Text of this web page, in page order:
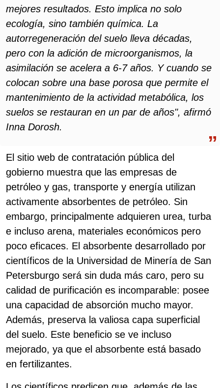
mejores resultados. Esto implica no solo
ecología, sino también química. La
autorregeneración del suelo lleva décadas,
pero con la adición de microorganismos, la
asimilación se acelera a 6-7 años. Y cuando se
colocan sobre una base porosa que permite el
mantenimiento de la actividad metabólica, los
suelos se restauran en un par de años", afirmó
Inna Dorosh.
El sitio web de contratación pública del
gobierno muestra que las empresas de
petróleo y gas, transporte y energía utilizan
activamente absorbentes de petróleo. Sin
embargo, principalmente adquieren urea, turba
e incluso arena, materiales económicos pero
poco eficaces. El absorbente desarrollado por
científicos de la Universidad de Minería de San
Petersburgo será sin duda más caro, pero su
calidad de purificación es incomparable: posee
una capacidad de absorción mucho mayor.
Además, preserva la valiosa capa superficial
del suelo. Este beneficio se ve incluso
mejorado, ya que el absorbente está basado
en fertilizantes.